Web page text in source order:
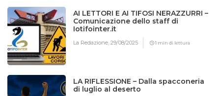
AI LETTORI E AI TIFOSI NERAZZURRI –
Comunicazione dello staff di
Iotifointer.it
La Redazione,29/08/2025 1 min di lettura
LA RIFLESSIONE – Dalla spacconeria
di luglio al deserto